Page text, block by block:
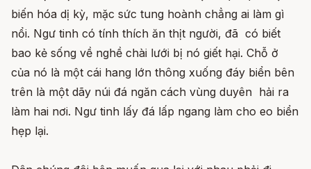
biến hóa dị kỳ, mặc sức tung hoành chẳng ai làm gì
nổi. Ngư tinh có tính thích ăn thịt người, đã có biết
bao kẻ sống về nghề chài lưới bị nó giết hại. Chỗ ở
của nó là một cái hang lớn thông xuống đáy biển bên
trên là một dãy núi đá ngăn cách vùng duyên hải ra
làm hai nơi. Ngư tinh lấy đá lấp ngang làm cho eo biển
hẹp lại.